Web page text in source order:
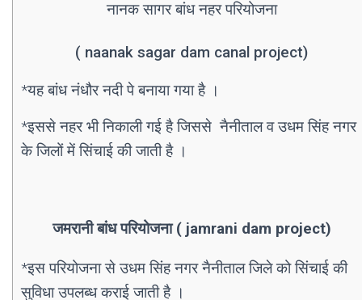
नानक सागर बांध नहर परियोजना
( naanak sagar dam canal project)
*यह बांध नंधौर नदी पे बनाया गया है ।
*इससे नहर भी निकाली गई है जिससे नैनीताल व उधम सिंह नगर
के जिलों में सिंचाई की जाती है ।
जमरानी बांध परियोजना( jamrani dam project)
*इस परियोजनासे उधम सिंह नगर नैनीताल जिले को सिंचाई की
सुविधा उपलब्ध कराई जाती है ।